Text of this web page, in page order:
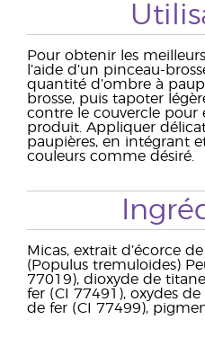
Pour obtenir les
l’aide d’un pinceau-
quantité d’ombre à
brosse, puis tapoter
contre le couvercle pour
produit. Appliquer
paupières, en intégrant
couleurs comme désiré.
Micas, extrait d’écorce
(Populus tremuloides)
77019), dioxyde de
fer (CI 77491), oxydes
de fer (CI 77499),